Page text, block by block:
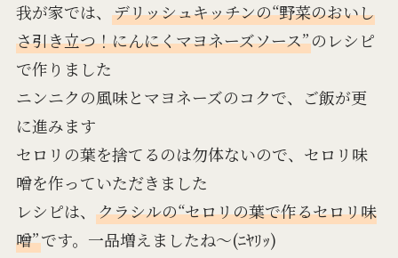
我が家では、 デリッシュキッチンの“野菜のおいし
さ引き立つ！にんにくマヨネーズソース”のレシピ
で作りました
ニンニクの風味とマヨネーズのコクで、ご飯が更
に進みます
セロリの葉を捨てるのは勿体ないので、セロリ味
噌を作っていただきました
レシピは、 クラシルの“セロリの葉で作るセロリ味
噌”です。一品増えましたね～(ﾆﾔﾘｯ)